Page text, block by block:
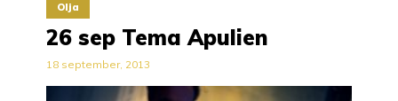
Olja
26 sep Tema Apulien
18 september, 2013